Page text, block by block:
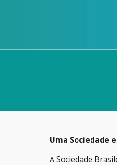
Uma Sociedade
A Sociedade